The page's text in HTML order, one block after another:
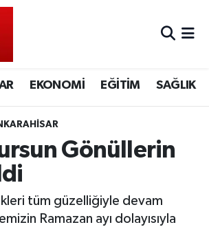
EKONOMİ EĞİTİM SAĞLIK
Gönüllerin
tüm güzelliğiyle devam
Ramazan ayı dolayısıyla